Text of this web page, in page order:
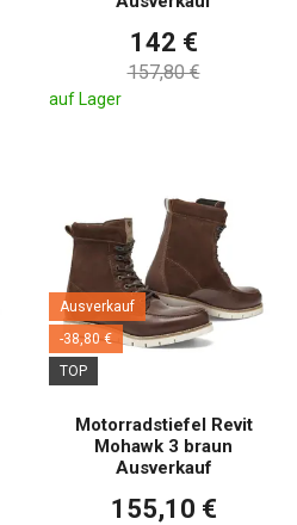
142 €
157,80 €
auf Lager
Ausverkauf
-38,80 €
TOP
Motorradstiefel Revit
Mohawk 3 braun
Ausverkauf
155,10 €